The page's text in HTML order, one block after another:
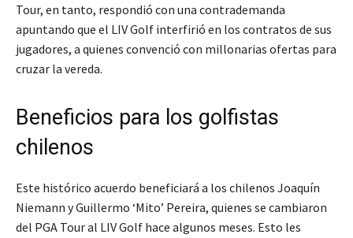
Tour, en tanto, respondió con una contrademanda
apuntando que el LIV Golf interfirió en los contratos de sus
jugadores, a quienes convenció con millonarias ofertas para
cruzar la vereda.
Beneficios para los golfistas
chilenos
Este histórico acuerdo beneficiará a los chilenos Joaquín
Niemann y Guillermo ‘Mito’ Pereira, quienes se cambiaron
del PGA Tour al LIV Golf hace algunos meses. Esto les